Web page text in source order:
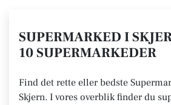
SUPERMARKED I
10 SUPERMARKEDER
Find det rette eller bedste
Skjern. I vores overblik finder du